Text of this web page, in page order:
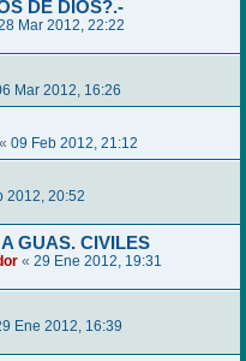
DE DIOS?.-
Mar 2012, 22:22
Mar 2012, 16:26
« 09 Feb 2012, 21:12
2012, 20:52
GUAS. CIVILES
« 29 Ene 2012, 19:31
Ene 2012, 16:39